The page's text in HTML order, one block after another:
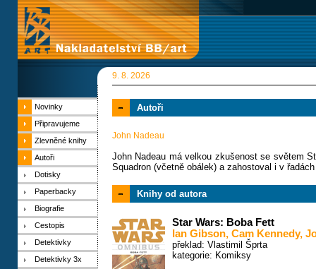
9. 8. 2026
Novinky
Připravujeme
Zlevněné knihy
Autoři
Dotisky
Paperbacky
Biografie
Cestopis
Detektivky
Detektivky 3x
Autoři
John Nadeau
John Nadeau má velkou zkušenost se světem
Squadron (včetně obálek) a zahostoval i v
Knihy od autora
Star Wars: Boba Fett
Ian Gibson, Cam Kennedy,
překlad: Vlastimil Šprta
kategorie: Komiksy